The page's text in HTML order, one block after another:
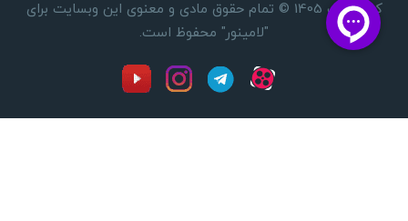
کپی رایت 1405 © تمام حقوق مادی و معنوی این وبسایت برای
"لامینور" محفوظ است.